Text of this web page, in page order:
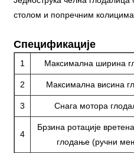
столом и попречним колицима.
Спецификације
1 Максимална ширина
2 Максимална висина
3 Снага мотора
4
Брзина ротације
глодање (ручни